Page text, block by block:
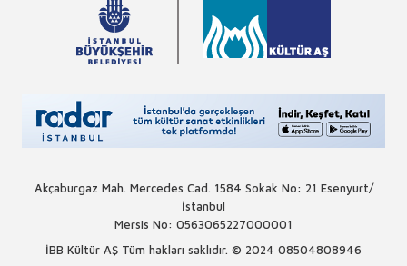
Akçaburgaz Mah. Mercedes Cad. 1584 Sokak No: 21 Esenyurt/
İstanbul
Mersis No: 0563065227000001
İBB Kültür AŞ Tüm hakları saklıdır. © 2024 08504808946